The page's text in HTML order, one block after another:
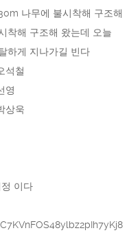
나무에 불시착해 구조해
착해 구조해 왔는데 오늘
하게 지나가길 빈다
석철
영
상욱
이다